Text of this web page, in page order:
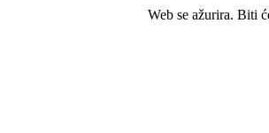
Web se ažurira. Biti